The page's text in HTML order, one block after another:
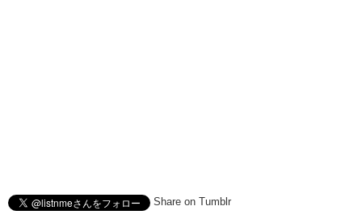
Share on Tumblr